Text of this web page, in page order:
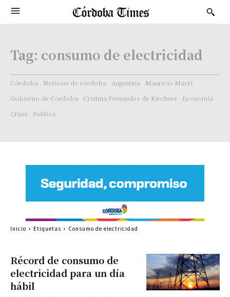
Tag: consumo de electricidad
Córdoba Noticias de cordoba Argentina
Mauricio Macri
Gobierno de Córdoba
Cristina Fernandez de Kirchner
Economía
Crisis
Politica
Récord de consumo de
electricidad para un día
hábil
Inicio Etiquetas Consumo de electricidad